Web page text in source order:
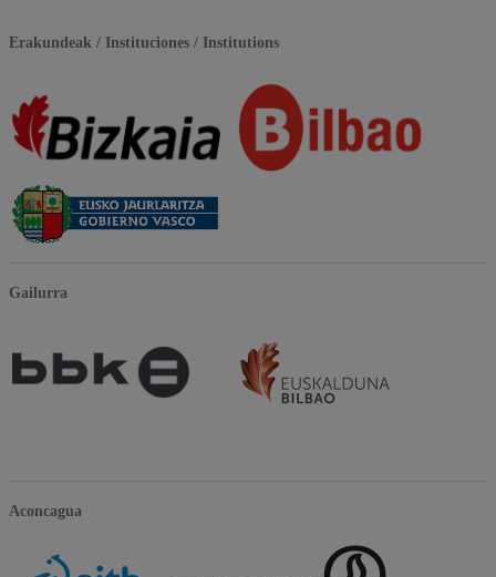
Erakundeak / Instituciones / Institutions
Gailurra
Aconcagua